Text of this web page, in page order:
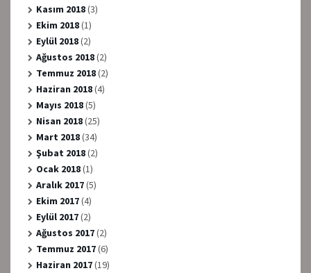
Kasım 2018(3)
Ekim 2018(1)
Eylül 2018(2)
Ağustos 2018(2)
Temmuz 2018(2)
Haziran 2018(4)
Mayıs 2018(5)
Nisan 2018(25)
Mart 2018(34)
Şubat 2018(2)
Ocak 2018(1)
Aralık 2017(5)
Ekim 2017(4)
Eylül 2017(2)
Ağustos 2017(2)
Temmuz 2017(6)
Haziran 2017(19)